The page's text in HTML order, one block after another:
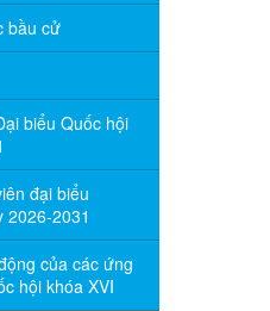
bầu cử
biểu Quốc hội
đại biểu
2026-2031
của các ứng
hội khóa XVI